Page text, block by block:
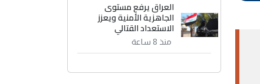
العراق يرفع مستوى
الجاهزية الأمنية ويعزز
الاستعداد القتالي
منذ 8 ساعة